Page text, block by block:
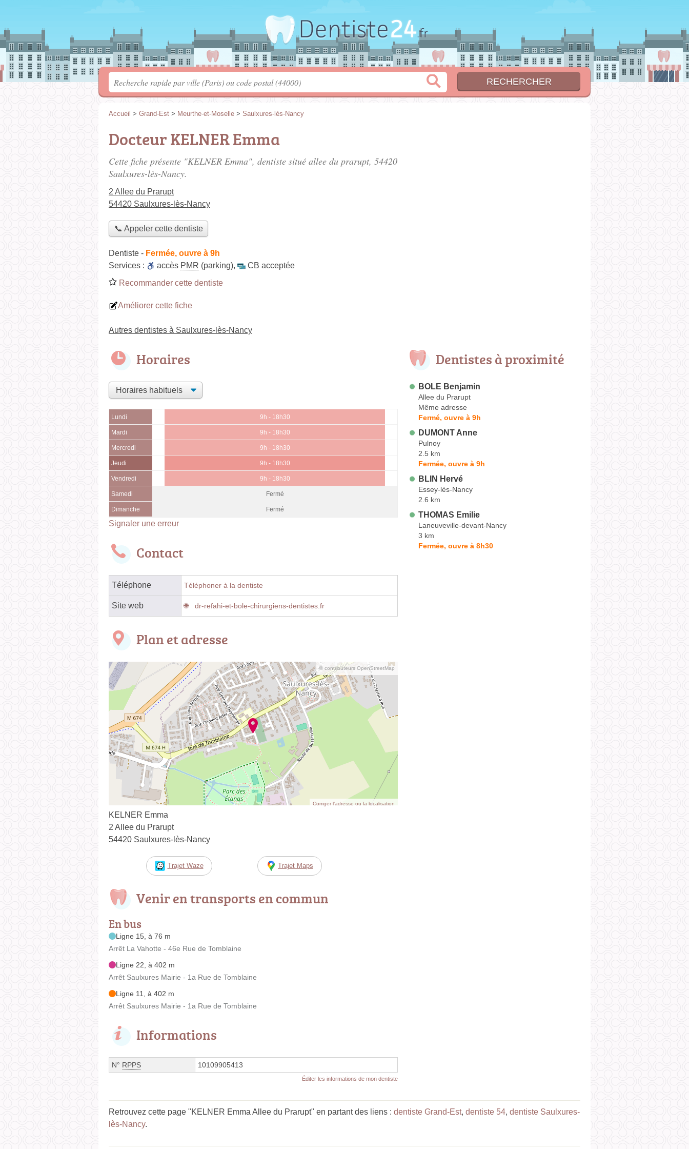
Accueil > Grand-Est > Meurthe-et-Moselle > Saulxures-lès-Nancy
Docteur KELNER Emma
Cette fiche présente "KELNER Emma", dentiste situé allee du prarupt, 54420
Saulxures-lès-Nancy.
2 Allee du Prarupt
54420 Saulxures-lès-Nancy
📞 Appeler cette dentiste
Dentiste - Fermée, ouvre à 9h
Services :
accès PMR (parking),
CB acceptée
Recommander cette dentiste
Améliorer cette fiche
Autres dentistes à Saulxures-lès-Nancy
Horaires
Lundi 9h - 18h30
Mardi 9h - 18h30
Mercredi 9h - 18h30
Jeudi 9h - 18h30
Vendredi 9h - 18h30
Samedi Fermé
Dimanche Fermé
Signaler une erreur
Contact
Téléphone Téléphoner à la dentiste
Site web dr-refahi-et-bole-chirurgiens-dentistes.fr
Plan et adresse
© contributeurs OpenStreetMap
Corriger l’adresse ou la localisation
KELNER Emma
2 Allee du Prarupt
54420 Saulxures-lès-Nancy
Trajet Waze Trajet Maps
Venir en transports en commun
En bus
Ligne 15, à 76 m
Arrêt La Vahotte - 46e Rue de Tomblaine
Ligne 22, à 402 m
Arrêt Saulxures Mairie - 1a Rue de Tomblaine
Ligne 11, à 402 m
Arrêt Saulxures Mairie - 1a Rue de Tomblaine
Informations
N° RPPS 10109905413
Éditer les informations de mon dentiste
Dentistes à proximité
BOLE Benjamin
Allee du Prarupt
Même adresse
Fermé, ouvre à 9h
DUMONT Anne
Pulnoy
2.5 km
Fermée, ouvre à 9h
BLIN Hervé
Essey-lès-Nancy
2.6 km
THOMAS Emilie
Laneuveville-devant-Nancy
3 km
Fermée, ouvre à 8h30
Retrouvez cette page "KELNER Emma Allee du Prarupt" en partant des liens : dentiste Grand-Est, dentiste 54, dentiste Saulxures-
lès-Nancy.